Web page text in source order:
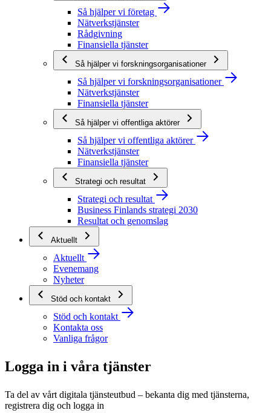
Så hjälper vi företag
Nätverkstjänster
Rådgivning
Finansiella tjänster
Så hjälper vi forskningsorganisationer
Så hjälper vi forskningsorganisationer
Nätverkstjänster
Finansiella tjänster
Så hjälper vi offentliga aktörer
Så hjälper vi offentliga aktörer
Nätverkstjänster
Finansiella tjänster
Strategi och resultat
Strategi och resultat
Business Finlands strategi 2030
Resultat och genomslag
Aktuellt
Aktuellt
Evenemang
Nyheter
Stöd och kontakt
Stöd och kontakt
Kontakta oss
Vanliga frågor
Logga in i våra tjänster
Ta del av vårt digitala tjänsteutbud – bekanta dig med tjänsterna,
registrera dig och logga in